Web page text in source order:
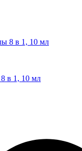
в 1, 10 мл